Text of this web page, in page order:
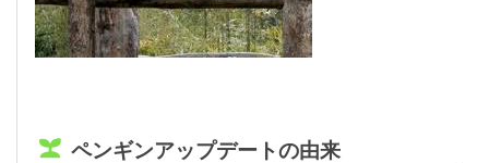
ペンギンアップデートの由来